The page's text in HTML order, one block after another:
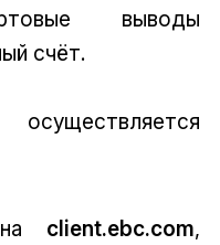
выводы
счёт.
на client.ebc.com,